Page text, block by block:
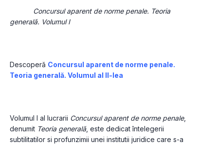
Concursul aparent de norme penale. Teoria
generală. Volumul I
Descoperă Concursul aparent de norme penale.
Teoria generală. Volumul al II-lea
Volumul I al lucrarii Concursul aparent de norme penale,
denumit Teoria generală, este dedicat întelegerii
subtilitatilor si profunzimii unei institutii juridice care s-a